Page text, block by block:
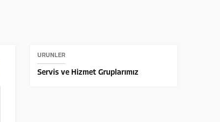
ÜRÜNLER
Servis ve Hizmet Gruplarımız